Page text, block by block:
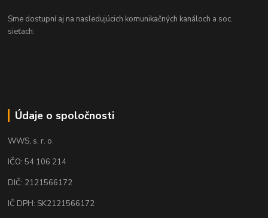
Sme dostupní aj na nasledujúcich komunikačných kanáloch a soc.
sieťach:
Údaje o spoločnosti
WWS, s. r. o.
IČO: 54 106 214
DIČ: 2121566172
IČ DPH: SK2121566172